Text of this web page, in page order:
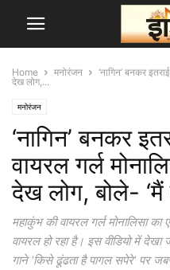
Home मनोरंजन
‘नागिन’ बनकर
देख लोग,...
मनोरंजन
‘नागिन’ बनकर
वायरल गर्ल
देख लोग, बोले- ‘मैं
महाकुंभ की वायरल गर्ल मोनालिसा का
वायरल हो रहा है। इस वीडियो में देखा
गाने 'किसे ढूंढता है पागल सपेरे' पर